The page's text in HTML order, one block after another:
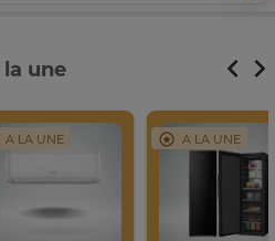
une
A LA UNE A LA UNE